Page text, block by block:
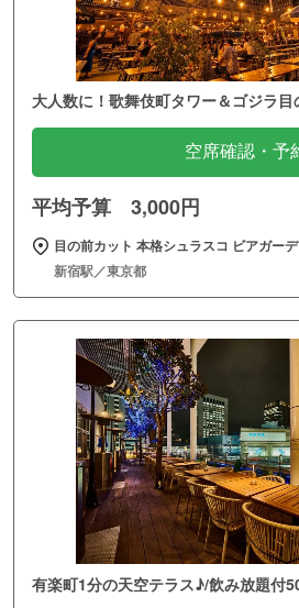
大人数に！歌舞伎町タワー＆ゴジラ
空席確認・予
平均予算 3,000円
目の前カット 本格シュラスコ ビアガー
新宿駅／東京都
有楽町1分の天空テラス♪/飲み放題付